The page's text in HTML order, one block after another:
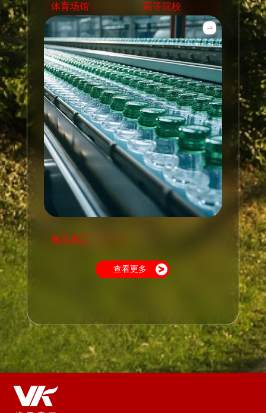
体育场馆 高等院校
食品加工
查看更多